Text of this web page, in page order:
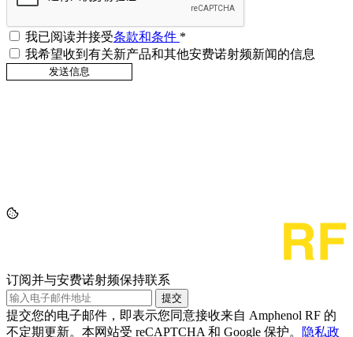
我已阅读并接受条款和条件 *
我希望收到有关新产品和其他安费诺射频新闻的信息
订阅并与安费诺射频保持联系
提交
提交您的电子邮件，即表示您同意接收来自 Amphenol RF 的
不定期更新。本网站受 reCAPTCHA 和 Google 保护。
隐私政